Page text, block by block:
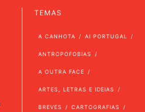
TEMAS
A CANHOTA AI PORTUGAL
ANTROPOFOBIAS
A OUTRA FACE
ARTES, LETRAS E IDEIAS
BREVES CARTOGRAFIAS